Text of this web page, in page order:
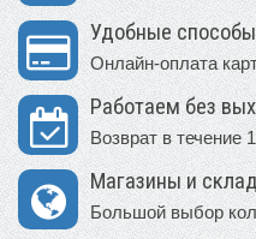
Удобные
Онлайн-оплата
Работаем без
Возврат в течение
Магазины и
Большой выбор